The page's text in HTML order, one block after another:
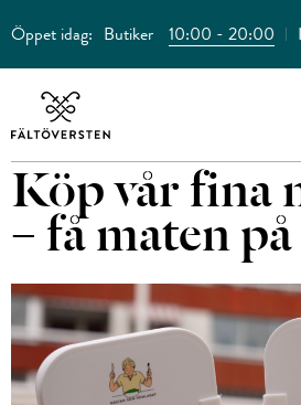
Öppet idag: Butiker 10:00 - 20:00
Köp vår fina
– få maten